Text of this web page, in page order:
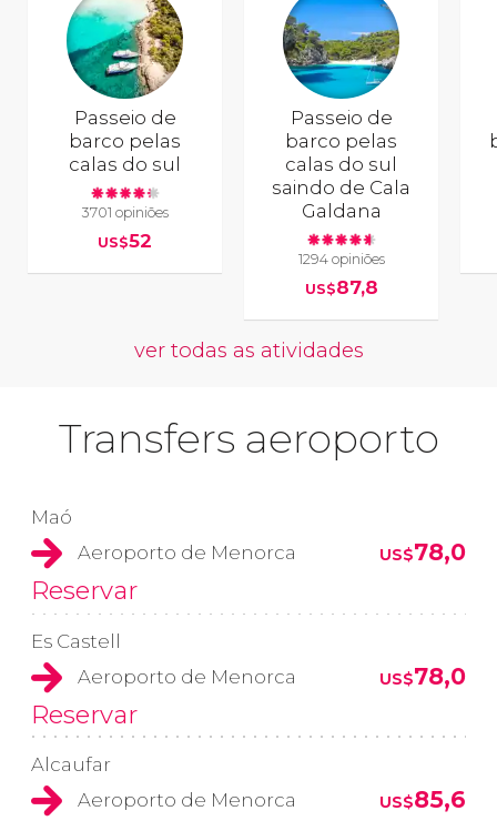
Passeio de
barco pelas
calas do sul
3701 opiniões
US$52
Passeio de
barco pelas
calas do sul
saindo de Cala
Galdana
1294 opiniões
US$87,8
ver todas as atividades
Transfers aeroporto
Maó
Aeroporto de Menorca
US$78,0
Reservar
Es Castell
Aeroporto de Menorca
US$78,0
Reservar
Alcaufar
Aeroporto de Menorca
US$85,6